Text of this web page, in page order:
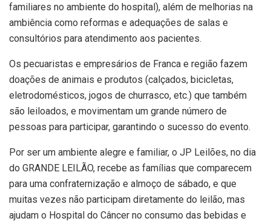
familiares no ambiente do hospital), além de melhorias na
ambiência como reformas e adequações de salas e
consultórios para atendimento aos pacientes.
Os pecuaristas e empresários de Franca e região fazem
doações de animais e produtos (calçados, bicicletas,
eletrodomésticos, jogos de churrasco, etc.) que também
são leiloados, e movimentam um grande número de
pessoas para participar, garantindo o sucesso do evento.
Por ser um ambiente alegre e familiar, o JP Leilões, no dia
do GRANDE LEILÃO, recebe as famílias que comparecem
para uma confraternização e almoço de sábado, e que
muitas vezes não participam diretamente do leilão, mas
ajudam o Hospital do Câncer no consumo das bebidas e